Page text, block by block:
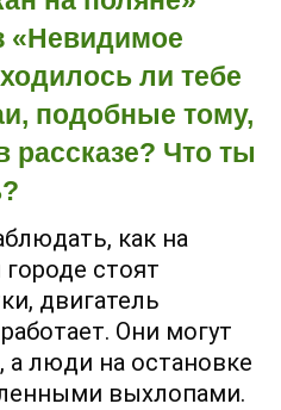
«Невидимое
ли тебе
подобные тому,
рассказе? Что ты
как на
стоят
двигатель
Они могут
а люди на остановке
выхлопами.